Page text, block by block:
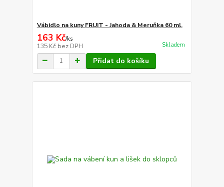
Vábidlo na kuny FRUIT - Jahoda & Meruňka 60 ml.
163 Kč/ks
135 Kč bez DPH Skladem
Přidat do košíku